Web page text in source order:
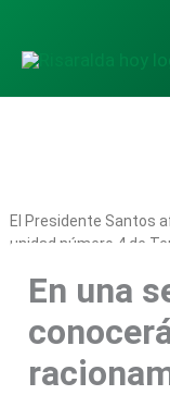
contenido
El Presidente Santos
unidad número 4 de
esta semana. Apagar
En una